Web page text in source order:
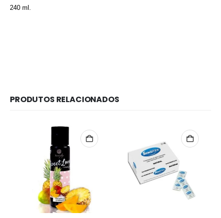
240 ml.
PRODUTOS RELACIONADOS
Redes Sociais
Métodos de Pagamento